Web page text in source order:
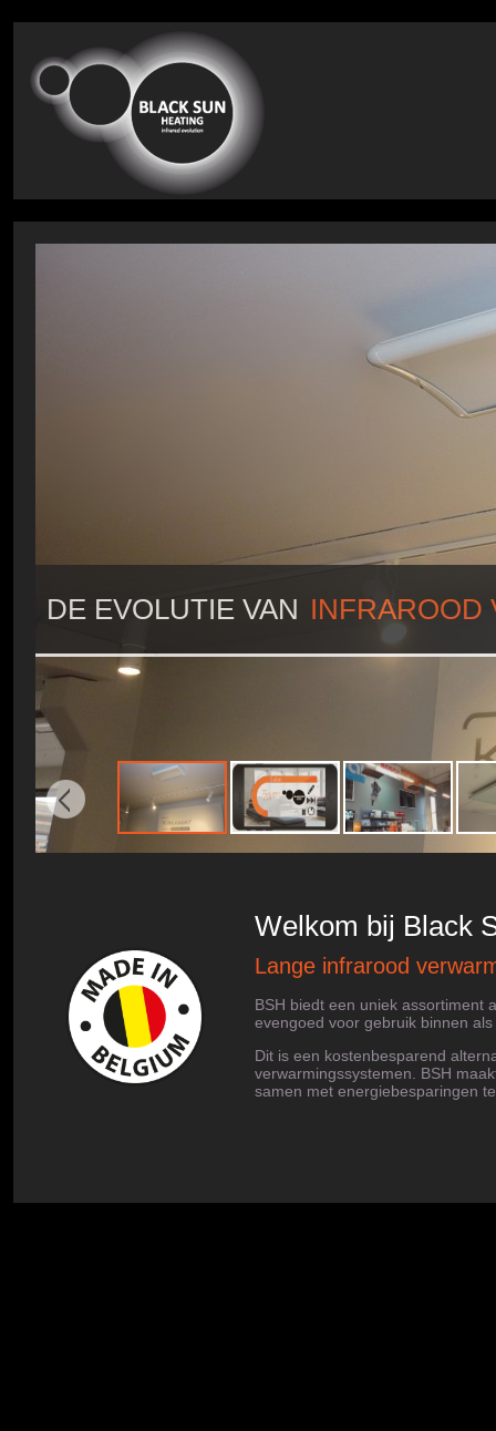
DE EVOLUTIE VAN INFRAROOD
Welkom bij Black
Lange infrarood
BSH biedt een uniek assortiment
evengoed voor gebruik binnen
Dit is een kostenbesparend
verwarmingssystemen. BSH
samen met energiebesparingen